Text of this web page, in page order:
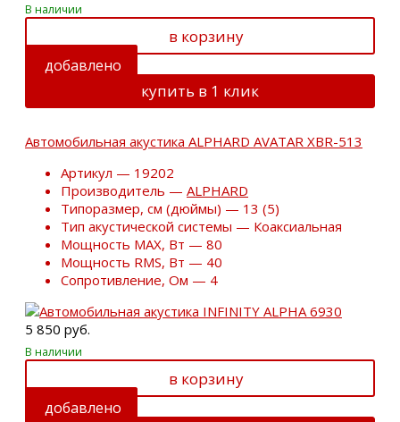
В наличии
в корзину
добавлено
купить в 1 клик
Автомобильная акустика ALPHARD AVATAR XBR-513
Артикул — 19202
Производитель — ALPHARD
Типоразмер, см (дюймы) — 13 (5)
Тип акустической системы — Коаксиальная
Мощность MAX, Вт — 80
Мощность RMS, Вт — 40
Сопротивление, Ом — 4
5 850 руб.
В наличии
в корзину
добавлено